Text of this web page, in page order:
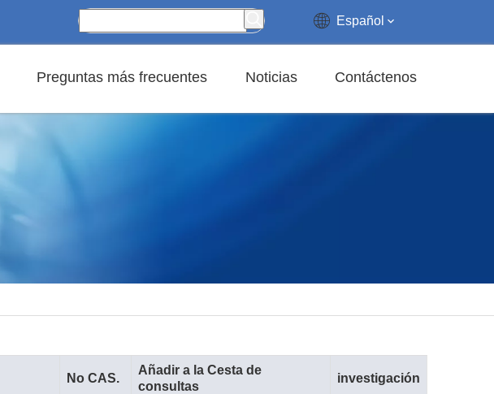
Español
Preguntas más frecuentes Noticias Contáctenos
No CAS.
Añadir a la Cesta de
consultas
investigación